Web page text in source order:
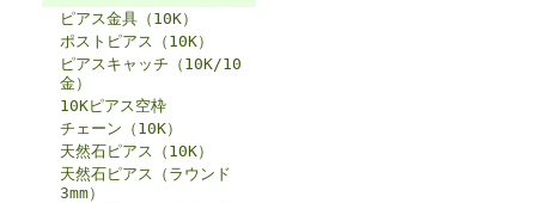
ピアス金具（10K）
ポストピアス（10K）
ピアスキャッチ（10K/10
金）
10Kピアス空枠
チェーン（10K）
天然石ピアス（10K）
天然石ピアス（ラウンド
3mm）